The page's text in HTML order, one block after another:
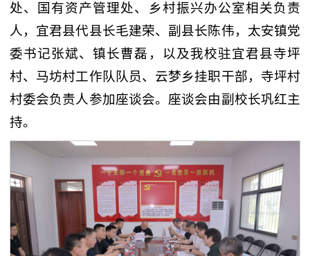
处、国有资产管理处、乡村振兴办公室相关负责
人，宜君县代县长毛建荣、副县长陈伟，太安镇党
委书记张斌、镇长曹磊，以及我校驻宜君县寺坪
村、马坊村工作队队员、云梦乡挂职干部，寺坪村
村委会负责人参加座谈会。座谈会由副校长巩红主
持。